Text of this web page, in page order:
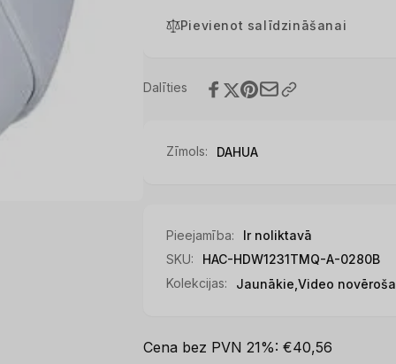
IR
A-
0280B
2MP
HDW1231TMQ-
A-
Pievienot salīdzināšanai
Dalīties
Zīmols: DAHUA
Pieejamība:
Ir noliktavā
SKU:
HAC-HDW1231TMQ-A-0280B
Kolekcijas:
Jaunākie, Video
Cena bez PVN 21%: €40,56